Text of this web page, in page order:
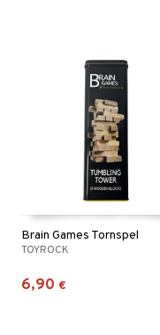
Brain Games Tornspel
TOYROCK
6,90 €